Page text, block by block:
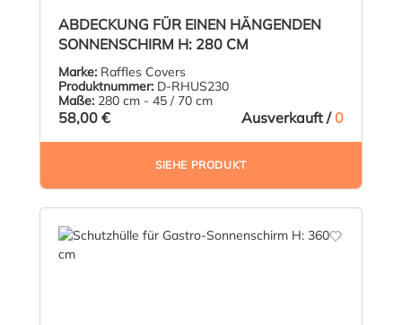
ABDECKUNG FÜR EINEN HÄNGENDEN
SONNENSCHIRM H: 280 CM
Marke: Raffles Covers
Produktnummer: D-RHUS230
Maße: 280 cm - 45 / 70 cm
58,00 € Ausverkauft /0
SIEHE PRODUKT